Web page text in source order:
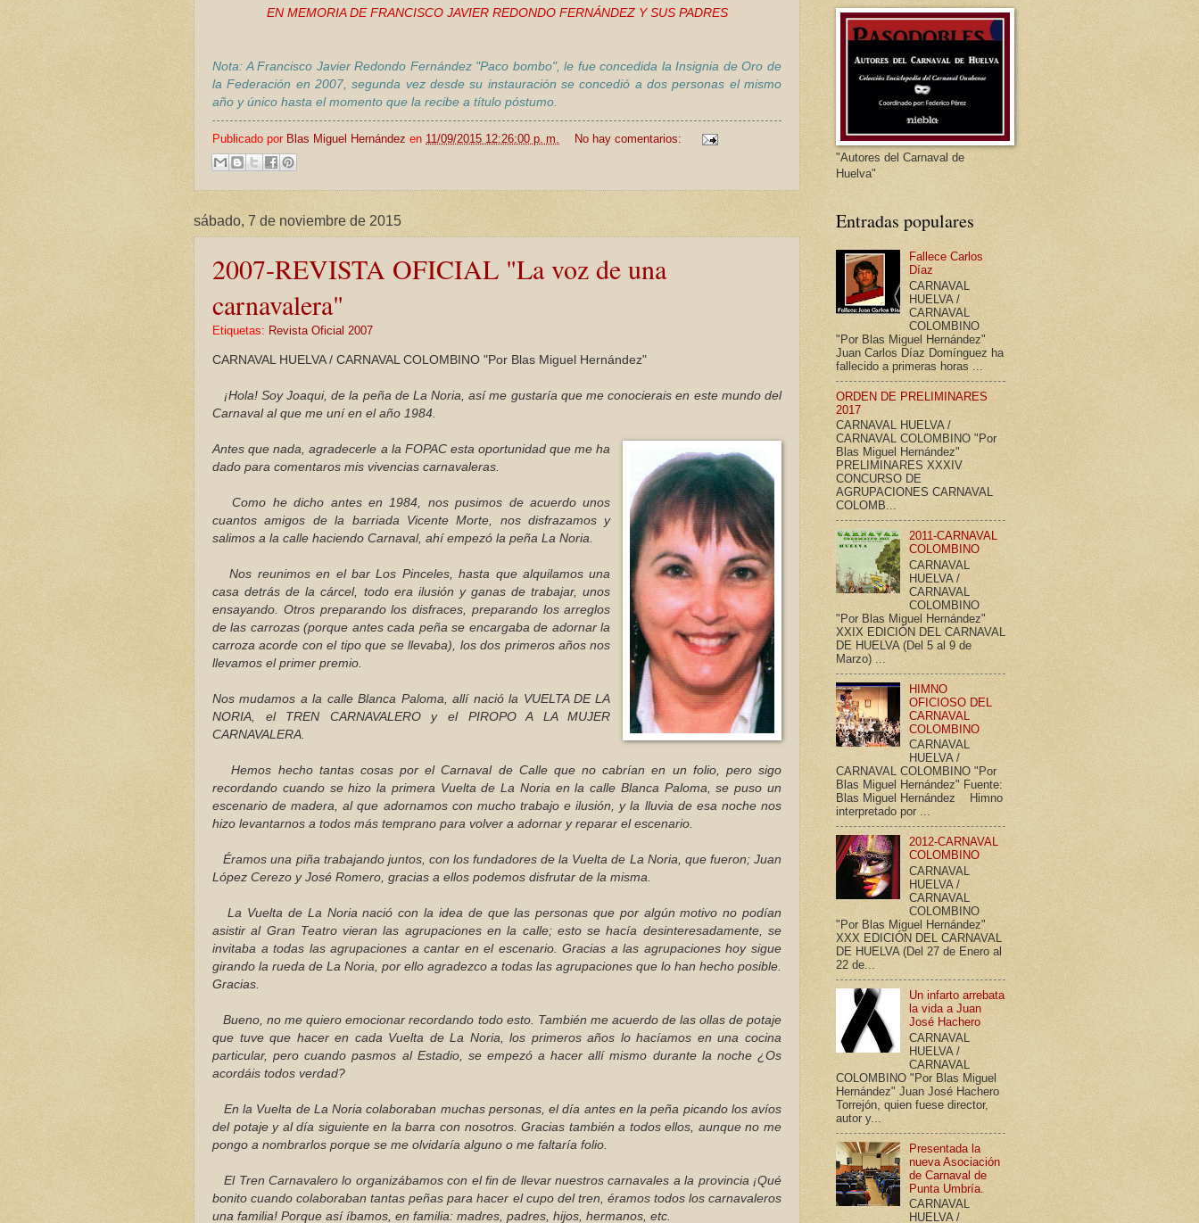
EN MEMORIA DE FRANCISCO JAVIER REDONDO FERNÁNDEZ Y SUS PADRES
Nota: A Francisco Javier Redondo Fernández "Paco bombo", le fue concedida la Insignia de Oro de
la Federación en 2007, segunda vez desde su instauración se concedió a dos personas el mismo
año y único hasta el momento que la recibe a título póstumo.
Publicado por Blas Miguel Hernández en 11/09/2015 12:26:00 p. m. No hay comentarios:
sábado, 7 de noviembre de 2015
2007-REVISTA OFICIAL "La voz de una
carnavalera"
Etiquetas: Revista Oficial 2007
CARNAVAL HUELVA / CARNAVAL COLOMBINO "Por Blas Miguel Hernández"
¡Hola! Soy Joaqui, de la peña de La Noria, así me gustaría que me conocierais en este mundo del
Carnaval al que me uní en el año 1984.
Antes que nada, agradecerle a la FOPAC esta oportunidad que me ha
dado para comentaros mis vivencias carnavaleras.
Como he dicho antes en 1984, nos pusimos de acuerdo unos
cuantos amigos de la barriada Vicente Morte, nos disfrazamos y
salimos a la calle haciendo Carnaval, ahí empezó la peña La Noria.
Nos reunimos en el bar Los Pinceles, hasta que alquilamos una
casa detrás de la cárcel, todo era ilusión y ganas de trabajar, unos
ensayando. Otros preparando los disfraces, preparando los arreglos
de las carrozas (porque antes cada peña se encargaba de adornar la
carroza acorde con el tipo que se llevaba), los dos primeros años nos
llevamos el primer premio.
Nos mudamos a la calle Blanca Paloma, allí nació la VUELTA DE LA
NORIA, el TREN CARNAVALERO y el PIROPO A LA MUJER
CARNAVALERA.
Hemos hecho tantas cosas por el Carnaval de Calle que no cabrían en un folio, pero sigo
recordando cuando se hizo la primera Vuelta de La Noria en la calle Blanca Paloma, se puso un
escenario de madera, al que adornamos con mucho trabajo e ilusión, y la lluvia de esa noche nos
hizo levantarnos a todos más temprano para volver a adornar y reparar el escenario.
Éramos una piña trabajando juntos, con los fundadores de la Vuelta de La Noria, que fueron; Juan
López Cerezo y José Romero, gracias a ellos podemos disfrutar de la misma.
La Vuelta de La Noria nació con la idea de que las personas que por algún motivo no podían
asistir al Gran Teatro vieran las agrupaciones en la calle; esto se hacía desinteresadamente, se
invitaba a todas las agrupaciones a cantar en el escenario. Gracias a las agrupaciones hoy sigue
girando la rueda de La Noria, por ello agradezco a todas las agrupaciones que lo han hecho posible.
Gracias.
Bueno, no me quiero emocionar recordando todo esto. También me acuerdo de las ollas de potaje
que tuve que hacer en cada Vuelta de La Noria, los primeros años lo hacíamos en una cocina
particular, pero cuando pasmos al Estadio, se empezó a hacer allí mismo durante la noche ¿Os
acordáis todos verdad?
En la Vuelta de La Noria colaboraban muchas personas, el día antes en la peña picando los avíos
del potaje y al día siguiente en la barra con nosotros. Gracias también a todos ellos, aunque no me
pongo a nombrarlos porque se me olvidaría alguno o me faltaría folio.
El Tren Carnavalero lo organizábamos con el fin de llevar nuestros carnavales a la provincia ¡Qué
bonito cuando colaboraban tantas peñas para hacer el cupo del tren, éramos todos los carnavaleros
una familia! Porque así íbamos, en familia: madres, padres, hijos, hermanos, etc.
"Autores del Carnaval de
Huelva"
Entradas populares
Fallece Carlos
Díaz
CARNAVAL
HUELVA /
CARNAVAL
COLOMBINO
"Por Blas Miguel Hernández"
Juan Carlos Díaz Domínguez ha
fallecido a primeras horas ...
ORDEN DE PRELIMINARES
2017
CARNAVAL HUELVA /
CARNAVAL COLOMBINO "Por
Blas Miguel Hernández"
PRELIMINARES XXXIV
CONCURSO DE
AGRUPACIONES CARNAVAL
COLOMB...
2011-CARNAVAL
COLOMBINO
CARNAVAL
HUELVA /
CARNAVAL
COLOMBINO
"Por Blas Miguel Hernández"
XXIX EDICIÓN DEL CARNAVAL
DE HUELVA (Del 5 al 9 de
Marzo) ...
HIMNO
OFICIOSO DEL
CARNAVAL
COLOMBINO
CARNAVAL
HUELVA /
CARNAVAL COLOMBINO "Por
Blas Miguel Hernández" Fuente:
Blas Miguel Hernández Himno
interpretado por ...
2012-CARNAVAL
COLOMBINO
CARNAVAL
HUELVA /
CARNAVAL
COLOMBINO
"Por Blas Miguel Hernández"
XXX EDICIÓN DEL CARNAVAL
DE HUELVA (Del 27 de Enero al
22 de...
Un infarto arrebata
la vida a Juan
José Hachero
CARNAVAL
HUELVA /
CARNAVAL
COLOMBINO "Por Blas Miguel
Hernández" Juan José Hachero
Torrejón, quien fuese director,
autor y...
Presentada la
nueva Asociación
de Carnaval de
Punta Umbría.
CARNAVAL
HUELVA /